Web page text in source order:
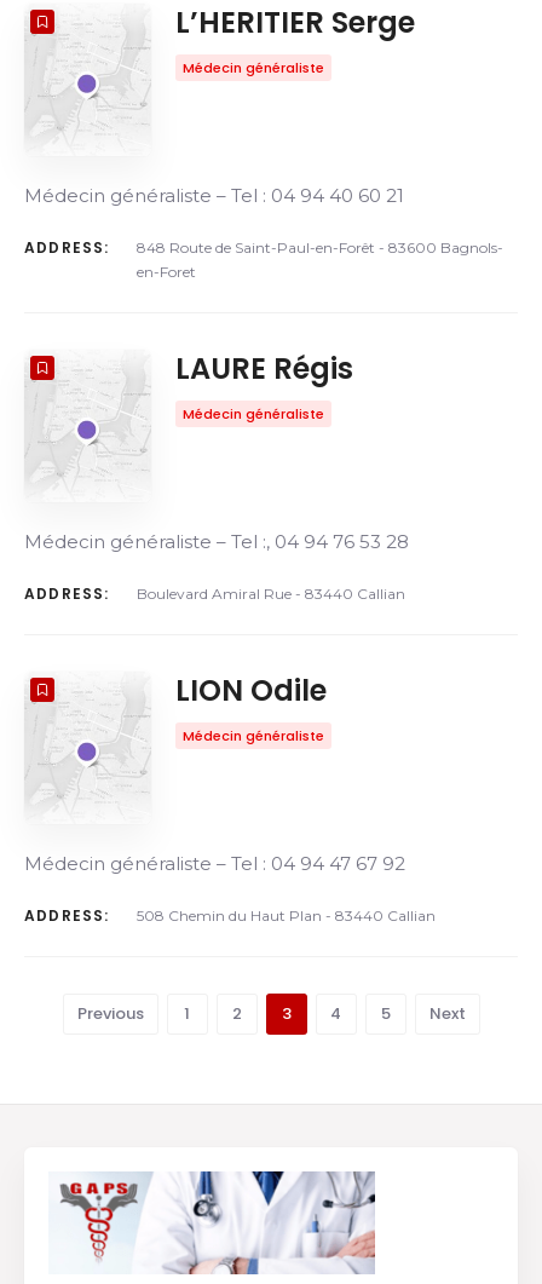
L’HERITIER Serge
Médecin généraliste
Médecin généraliste – Tel : 04 94 40 60 21
ADDRESS:
848 Route de Saint-Paul-en-Forêt - 83600 Bagnols-
en-Foret
LAURE Régis
Médecin généraliste
Médecin généraliste – Tel :, 04 94 76 53 28
ADDRESS: Boulevard Amiral Rue - 83440 Callian
LION Odile
Médecin généraliste
Médecin généraliste – Tel : 04 94 47 67 92
ADDRESS: 508 Chemin du Haut Plan - 83440 Callian
Previous 1 2 3 4 5 Next